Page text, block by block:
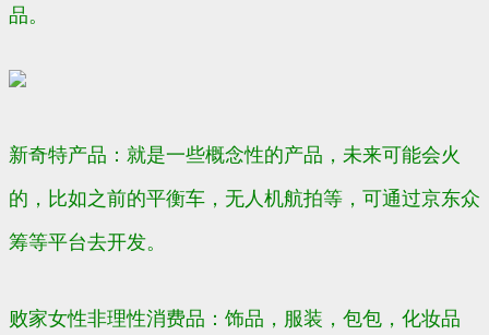
品。
新奇特产品：就是一些概念性的产品，未来可能会火
的，比如之前的平衡车，无人机航拍等，可通过京东众
筹等平台去开发。
败家女性非理性消费品：饰品，服装，包包，化妆品